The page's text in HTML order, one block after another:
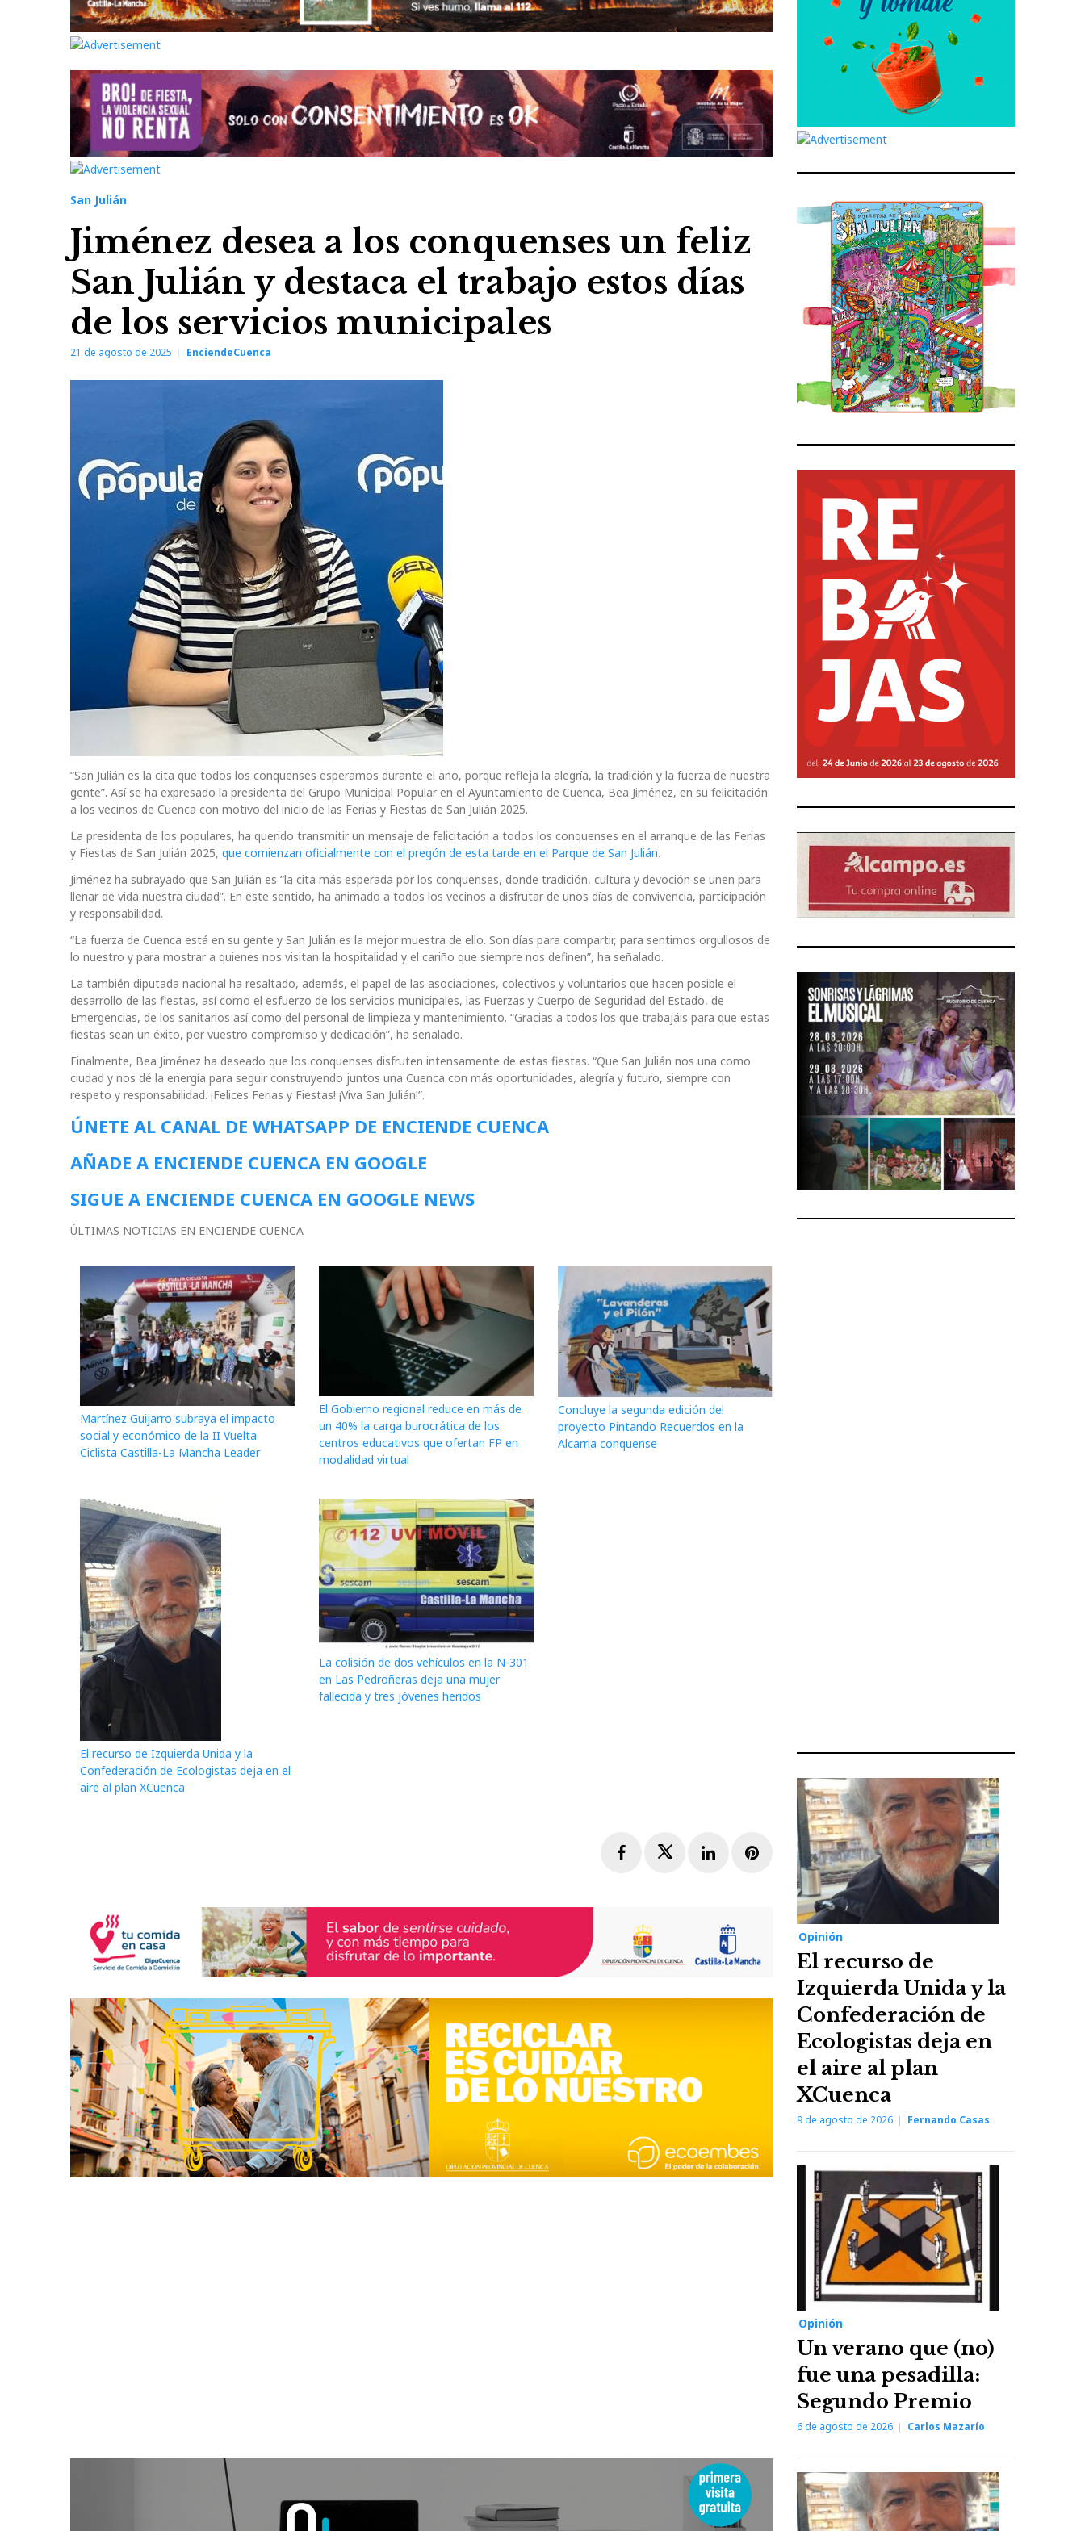
San Julián
Jiménez desea a los conquenses un feliz
San Julián y destaca el trabajo estos días
de los servicios municipales
21 de agosto de 2025 EnciendeCuenca
“San Julián es la cita que todos los conquenses esperamos durante el año, porque refleja la alegría, la tradición y la fuerza de nuestra
gente”. Así se ha expresado la presidenta del Grupo Municipal Popular en el Ayuntamiento de Cuenca, Bea Jiménez, en su felicitación
a los vecinos de Cuenca con motivo del inicio de las Ferias y Fiestas de San Julián 2025.
La presidenta de los populares, ha querido transmitir un mensaje de felicitación a todos los conquenses en el arranque de las Ferias
y Fiestas de San Julián 2025, que comienzan oficialmente con el pregón de esta tarde en el Parque de San Julián.
Jiménez ha subrayado que San Julián es “la cita más esperada por los conquenses, donde tradición, cultura y devoción se unen para
llenar de vida nuestra ciudad”. En este sentido, ha animado a todos los vecinos a disfrutar de unos días de convivencia, participación
y responsabilidad.
“La fuerza de Cuenca está en su gente y San Julián es la mejor muestra de ello. Son días para compartir, para sentirnos orgullosos de
lo nuestro y para mostrar a quienes nos visitan la hospitalidad y el cariño que siempre nos definen”, ha señalado.
La también diputada nacional ha resaltado, además, el papel de las asociaciones, colectivos y voluntarios que hacen posible el
desarrollo de las fiestas, así como el esfuerzo de los servicios municipales, las Fuerzas y Cuerpo de Seguridad del Estado, de
Emergencias, de los sanitarios así como del personal de limpieza y mantenimiento. “Gracias a todos los que trabajáis para que estas
fiestas sean un éxito, por vuestro compromiso y dedicación”, ha señalado.
Finalmente, Bea Jiménez ha deseado que los conquenses disfruten intensamente de estas fiestas. “Que San Julián nos una como
ciudad y nos dé la energía para seguir construyendo juntos una Cuenca con más oportunidades, alegría y futuro, siempre con
respeto y responsabilidad. ¡Felices Ferias y Fiestas! ¡Viva San Julián!”.
ÚNETE AL CANAL DE WHATSAPP DE ENCIENDE CUENCA
AÑADE A ENCIENDE CUENCA EN GOOGLE
SIGUE A ENCIENDE CUENCA EN GOOGLE NEWS
ÚLTIMAS NOTICIAS EN ENCIENDE CUENCA
Martínez Guijarro subraya el impacto
social y económico de la II Vuelta
Ciclista Castilla-La Mancha Leader
El Gobierno regional reduce en más de
un 40% la carga burocrática de los
centros educativos que ofertan FP en
modalidad virtual
Concluye la segunda edición del
proyecto Pintando Recuerdos en la
Alcarria conquense
El recurso de Izquierda Unida y la
Confederación de Ecologistas deja en el
aire al plan XCuenca
La colisión de dos vehículos en la N-301
en Las Pedroñeras deja una mujer
fallecida y tres jóvenes heridos
FacebookTwitterLinkedInPinterest
Opinión
El recurso de
Izquierda Unida y la
Confederación de
Ecologistas deja en
el aire al plan
XCuenca
9 de agosto de 2026 Fernando Casas
Opinión
Un verano que (no)
fue una pesadilla:
Segundo Premio
6 de agosto de 2026 Carlos Mazarío